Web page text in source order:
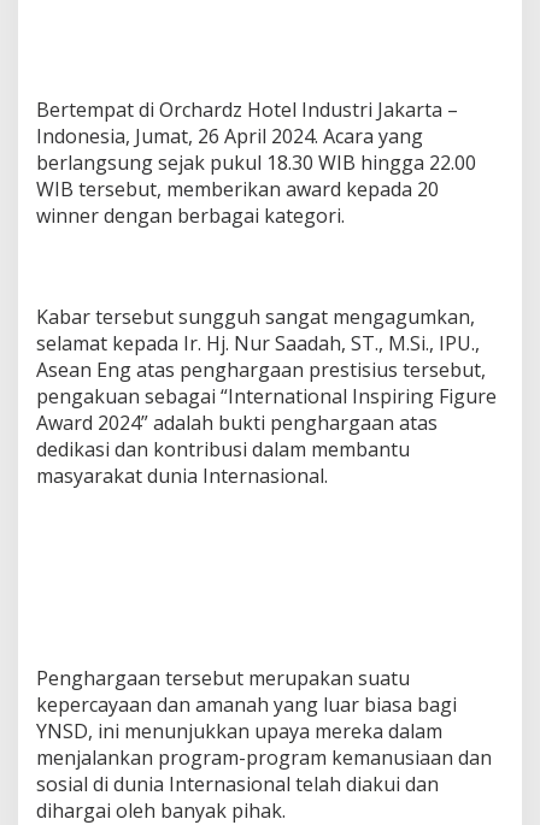
Bertempat di Orchardz Hotel Industri Jakarta –
Indonesia, Jumat, 26 April 2024. Acara yang
berlangsung sejak pukul 18.30 WIB hingga 22.00
WIB tersebut, memberikan award kepada 20
winner dengan berbagai kategori.
Kabar tersebut sungguh sangat mengagumkan,
selamat kepada Ir. Hj. Nur Saadah, ST., M.Si., IPU.,
Asean Eng atas penghargaan prestisius tersebut,
pengakuan sebagai “International Inspiring Figure
Award 2024” adalah bukti penghargaan atas
dedikasi dan kontribusi dalam membantu
masyarakat dunia Internasional.
Penghargaan tersebut merupakan suatu
kepercayaan dan amanah yang luar biasa bagi
YNSD, ini menunjukkan upaya mereka dalam
menjalankan program-program kemanusiaan dan
sosial di dunia Internasional telah diakui dan
dihargai oleh banyak pihak.